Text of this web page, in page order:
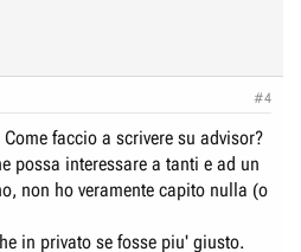
#4
faccio a scrivere su advisor?
possa interessare a tanti e ad un
non ho veramente capito nulla (o
in privato se fosse piu' giusto.